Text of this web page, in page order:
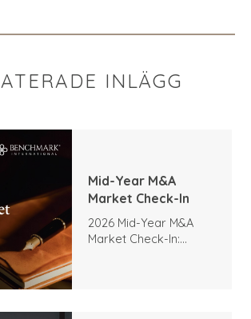
INLÄGG
Mid-Year M&A
Market Check-In
2026 Mid-Year M&A
Market Check-In: